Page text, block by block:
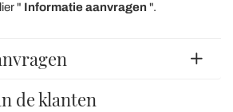
" Informatie aanvragen ".
de klanten